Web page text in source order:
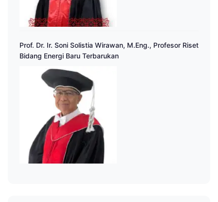
Prof. Dr. Ir. Soni Solistia Wirawan, M.Eng., Profesor Riset
Bidang Energi Baru Terbarukan